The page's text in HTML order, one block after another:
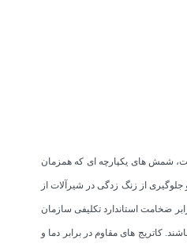
است، شمش های یکپارچه ای که همزمان
از زنگ زدگی در شیرآلات از
ضخامت استاندارد تکلیفی سازمان
کاتریج های مقاوم در برابر دما و